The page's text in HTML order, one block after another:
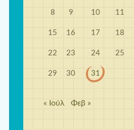
8 9 10 11
15 16 17 18
22 23 24 25
29 30 31
« Ιούλ Φεβ »